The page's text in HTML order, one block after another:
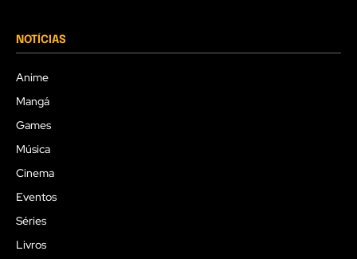
NOTÍCIAS
Anime
Mangá
Games
Música
Cinema
Eventos
Séries
Livros